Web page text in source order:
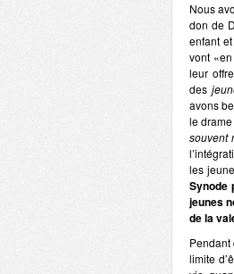
Nous
don de
enfant
vont
leur
des
avons
le
souvent
les
Synode
jeunes
de la
limite